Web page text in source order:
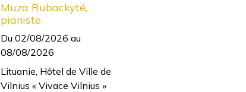
Muza Rubackyté,
pianiste
Du 02/08/2026 au
08/08/2026
Lituanie, Hôtel de Ville de
Vilnius « Vivace Vilnius »